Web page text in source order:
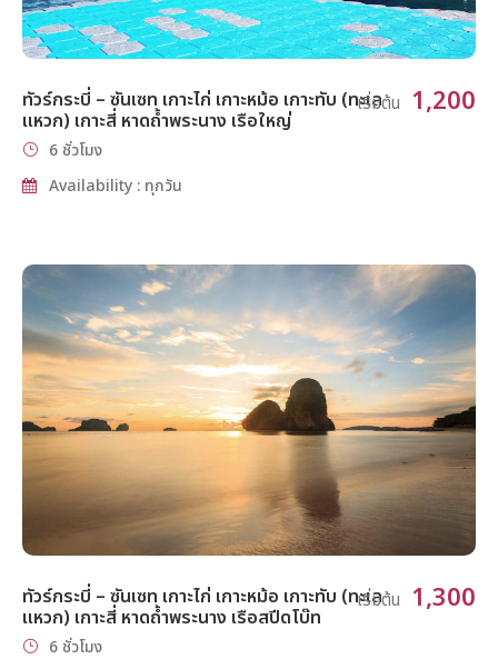
ทัวร์กระบี่ – ซันเซท เกาะไก่ เกาะหม้อ เกาะทับ (ทะเล
แหวก) เกาะสี่ หาดถ้ำพระนาง เรือใหญ่
เริ่มต้น 1,200
6 ชั่วโมง
Availability : ทุกวัน
ทัวร์กระบี่ – ซันเซท เกาะไก่ เกาะหม้อ เกาะทับ (ทะเล
แหวก) เกาะสี่ หาดถ้ำพระนาง เรือสปีดโบ๊ท
เริ่มต้น 1,300
6 ชั่วโมง